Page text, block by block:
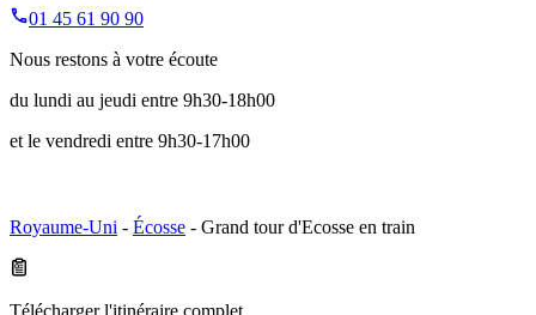
01 45 61 90 90
Nous restons à votre écoute
du lundi au jeudi entre 9h30-18h00
et le vendredi entre 9h30-17h00
Royaume-Uni - Écosse - Grand tour d'Ecosse en train
Télécharger l'itinéraire complet